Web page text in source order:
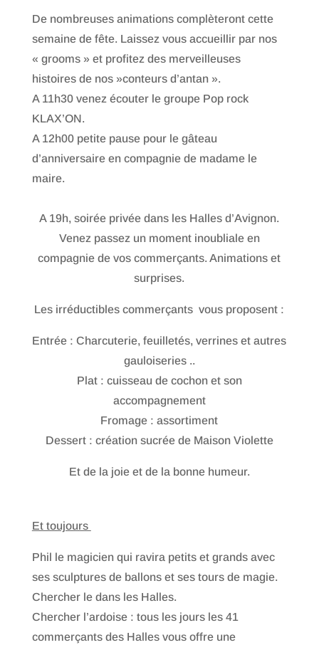
De nombreuses animations complèteront cette
semaine de fête. Laissez vous accueillir par nos
« grooms » et profitez des merveilleuses
histoires de nos »conteurs d’antan ».
A 11h30 venez écouter le groupe Pop rock
KLAX’ON.
A 12h00 petite pause pour le gâteau
d’anniversaire en compagnie de madame le
maire.
A 19h, soirée privée dans les Halles d’Avignon.
Venez passez un moment inoubliale en
compagnie de vos commerçants. Animations et
surprises.
Les irréductibles commerçants vous proposent :
Entrée : Charcuterie, feuilletés, verrines et autres
gauloiseries ..
Plat : cuisseau de cochon et son
accompagnement
Fromage : assortiment
Dessert : création sucrée de Maison Violette
Et de la joie et de la bonne humeur.
Et toujours
Phil le magicien qui ravira petits et grands avec
ses sculptures de ballons et ses tours de magie.
Chercher le dans les Halles.
Chercher l’ardoise : tous les jours les 41
commerçants des Halles vous offre une